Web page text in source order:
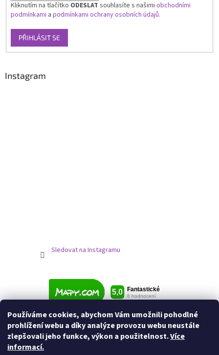
Používáme cookies, abychom Vám umožnili pohodlné
prohlížení webu a díky analýze provozu webu neustále
zlepšovali jeho funkce, výkon a použitelnost.Více
informací.
Kliknutím na tlačítko ODESLAT souhlasíte s našimi obchodními
podmínkami a podmínkami ochrany osobních údajů.
PŘIHLÁSIT SE
Instagram
Sledovat na Instagramu